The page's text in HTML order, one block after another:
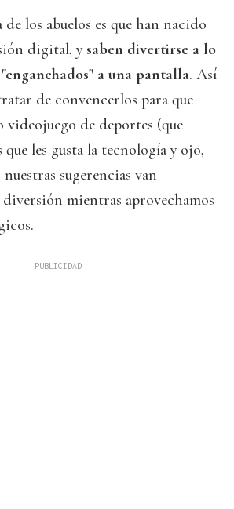
los abuelos es que han nacido
digital, ysaben divertirse a lo
a una pantalla. Así
de convencerlos para que
videojuego de deportes (que
que les gusta la tecnología y ojo,
nuestras sugerencias van
diversión mientras aprovechamos